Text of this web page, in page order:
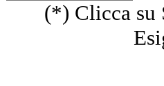
(*) Clicca su